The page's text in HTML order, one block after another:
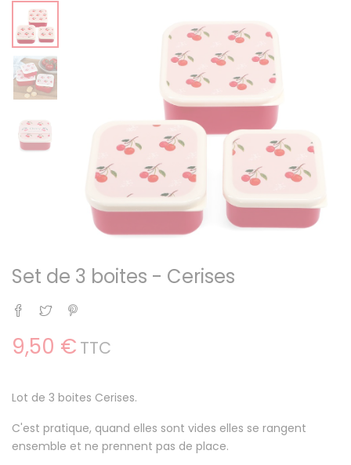
Set de 3 boites - Cerises
Partager
Tweet
9,50 € TTC
Lot de 3 boites Cerises.
C'est pratique, quand elles sont vides elles se rangent
ensemble et ne prennent pas de place.